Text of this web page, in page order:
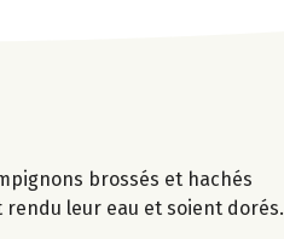
brossés et hachés
rendu leur eau et soient dorés.